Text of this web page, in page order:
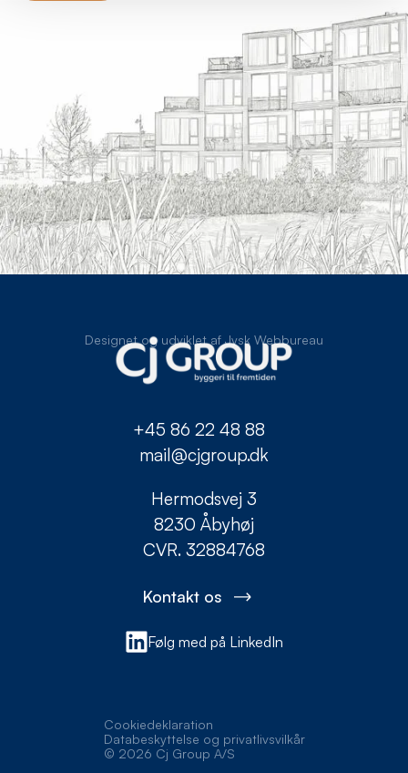
+45 86 22 48 88
mail@cjgroup.dk
Hermodsvej 3
8230 Åbyhøj
CVR. 32884768
Kontakt os
Følg med på LinkedIn
Designet og udviklet af Jysk Webbureau
Cookiedeklaration
Databeskyttelse og privatlivsvilkår
© 2026 Cj Group A/S